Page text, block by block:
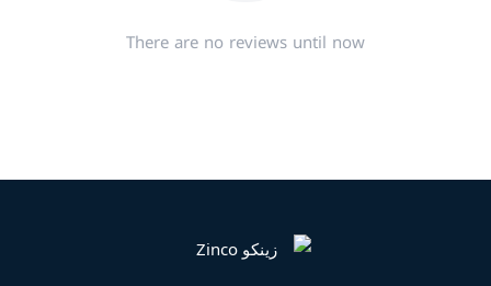
There are no reviews until now